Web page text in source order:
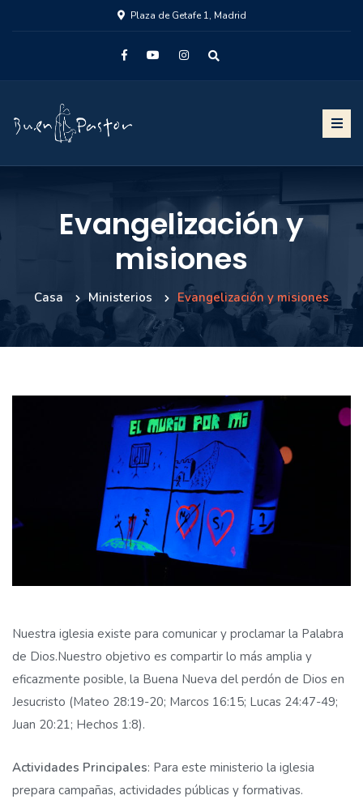
Plaza de Getafe 1, Madrid
Evangelización y
misiones
Casa Ministerios Evangelización y misiones
Nuestra iglesia existe para comunicar y proclamar la Palabra
de Dios.Nuestro objetivo es compartir lo más amplia y
eficazmente posible, la Buena Nueva del perdón de Dios en
Jesucristo (Mateo 28:19-20; Marcos 16:15; Lucas 24:47-49;
Juan 20:21; Hechos 1:8).
Actividades Principales: Para este ministerio la iglesia
prepara campañas, actividades públicas y formativas.